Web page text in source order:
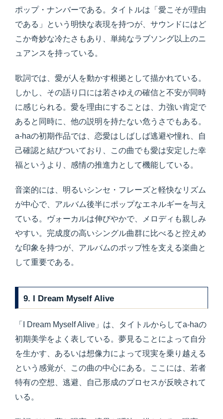
ポップ・ナンバーである。タイトルは「愛こそが理由
である」という明快な表現を持つが、サウンドにはど
こか奇妙な冷たさもあり、単純なラブソング以上のニ
ュアンスを持っている。
歌詞では、愛が人を動かす根拠として描かれている。
しかし、その語り口には若さゆえの確信と不安が同時
に感じられる。愛を理由にすることは、力強い肯定で
あると同時に、他の説明を持たない危うさでもある。
a-haの初期作品では、恋愛はしばしば逃避や憧れ、自
己確認と結びついており、この曲でも愛は安定した幸
福というより、感情の推進力として機能している。
音楽的には、明るいシンセ・フレーズと軽快なリズム
が中心で、アルバム後半にポップなエネルギーを与え
ている。ヴォーカルは伸びやかで、メロディも親しみ
やすい。完成度の高いシングル曲群に比べると控えめ
な印象を持つが、アルバムのポップ性を支える楽曲と
して重要である。
9. I Dream Myself Alive
「I Dream Myself Alive」は、タイトルからしてa-haの
初期美学をよく表している。夢見ることによって自分
を生かす、あるいは想像力によって現実を乗り越える
という感覚が、この曲の中心にある。ここには、若者
特有の空想、逃避、自己形成のプロセスが反映されて
いる。